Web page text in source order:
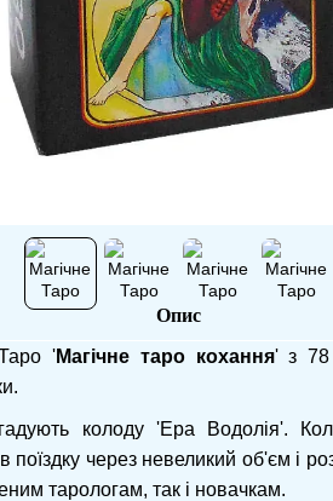
Опис
'Магічне таро кохання' з 78
колоду 'Ера Водолія'.
поїздку через невеликий об'єм і
тарологам, так і новачкам.